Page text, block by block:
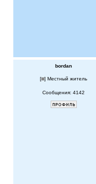
bordan
[ ] Местный житель
Сообщения: 4142